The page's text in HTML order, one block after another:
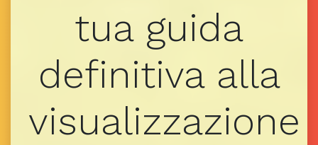
tua guida
definitiva alla
visualizzazione